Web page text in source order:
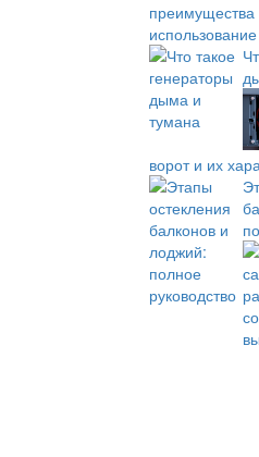
использование
ворот и их